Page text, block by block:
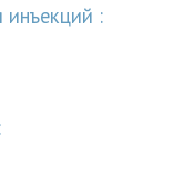
инъекций :